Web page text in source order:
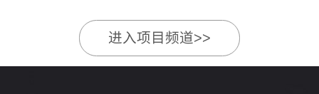
进入项目频道>>